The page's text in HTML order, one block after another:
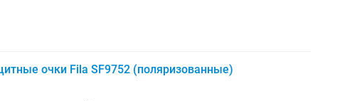
очки Fila SF9752 (поляризованные)